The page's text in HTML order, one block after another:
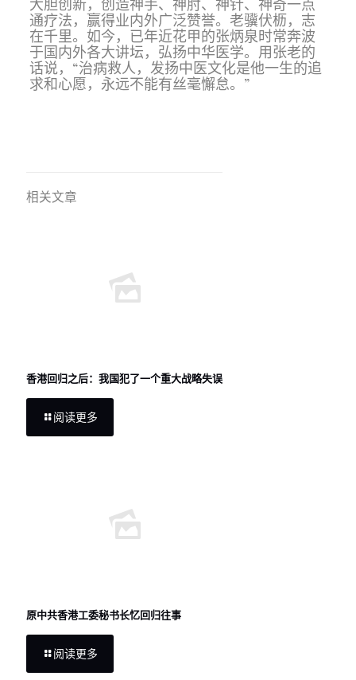
大胆创新，创造神手、神肘、神针、神奇一点
通疗法，赢得业内外广泛赞誉。老骥伏枥，志
在千里。如今，已年近花甲的张炳泉时常奔波
于国内外各大讲坛，弘扬中华医学。用张老的
话说，“治病救人，发扬中医文化是他一生的追
求和心愿，永远不能有丝毫懈怠。”
相关文章
香港回归之后：我国犯了一个重大战略失误
阅读更多
原中共香港工委秘书长忆回归往事
阅读更多